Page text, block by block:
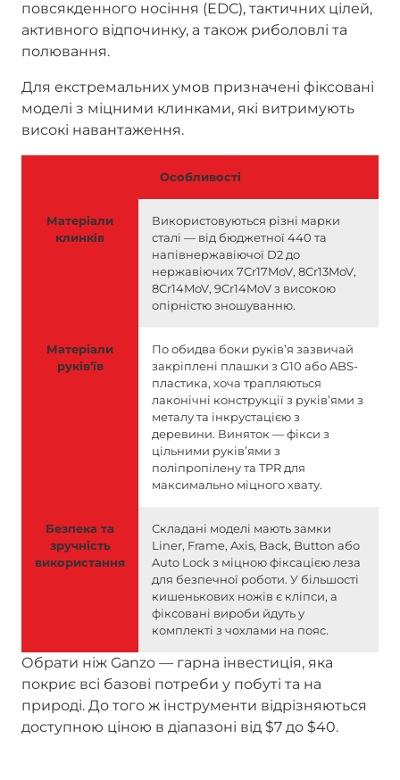
повсякденного носіння (EDC), тактичних цілей,
активного відпочинку, а також риболовлі та
полювання.
Для екстремальних умов призначені фіксовані
моделі з міцними клинками, які витримують
високі навантаження.
Особливості
Матеріали
клинків
Використовуються різні марки
сталі — від бюджетної 440 та
напівнержавіючої D2 до
нержавіючих 7Cr17MoV, 8Cr13MoV,
8Cr14MoV, 9Cr14MoV з високою
опірністю зношуванню.
Матеріали
руківʼїв
По обидва боки руківʼя зазвичай
закріплені плашки з G10 або ABS-
пластика, хоча трапляються
лаконічні конструкції з руківʼями з
металу та інкрустацією з
деревини. Виняток — фікси з
цільними руківʼями з
поліпропілену та TPR для
максимально міцного хвату.
Безпека та
зручність
використання
Складані моделі мають замки
Liner, Frame, Axis, Back, Button або
Auto Lock з міцною фіксацією леза
для безпечної роботи. У більшості
кишенькових ножів є кліпси, а
фіксовані вироби йдуть у
комплекті з чохлами на пояс.
Обрати ніж Ganzo — гарна інвестиція, яка
покриє всі базові потреби у побуті та на
природі. До того ж інструменти відрізняються
доступною ціною в діапазоні від $7 до $40.